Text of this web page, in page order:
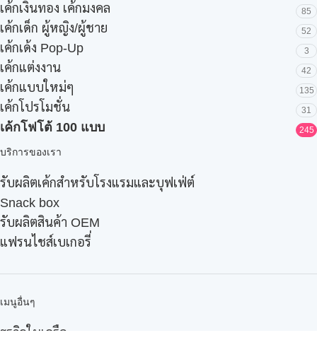
เค้กเงินทอง เค้กมงคล 85
เค้กเด็ก ผู้หญิง/ผู้ชาย 52
เค้กเด้ง Pop-Up 3
เค้กแต่งงาน 42
เค้กแบบใหม่ๆ 135
เค้กโปรโมชั่น 31
เค้กโฟโต้ 100 แบบ 245
บริการของเรา
รับผลิตเค้กสำหรับโรงแรมและบุฟเฟ่ต์
Snack box
รับผลิตสินค้า OEM
แฟรนไชส์เบเกอรี่
เมนูอื่นๆ
ธุรกิจในเครือ